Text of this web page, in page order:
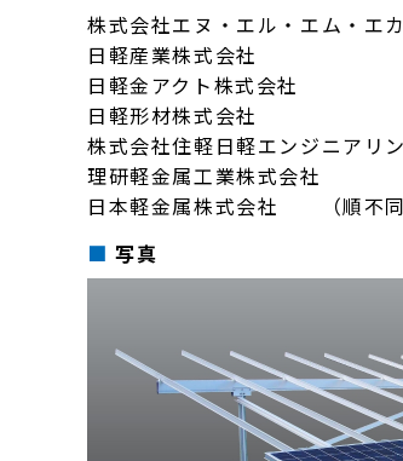
株式会社エヌ・エル・エム・エ
日軽産業株式会社
日軽金アクト株式会社
日軽形材株式会社
株式会社住軽日軽エンジニアリ
理研軽金属工業株式会社
日本軽金属株式会社 （順不同
写真